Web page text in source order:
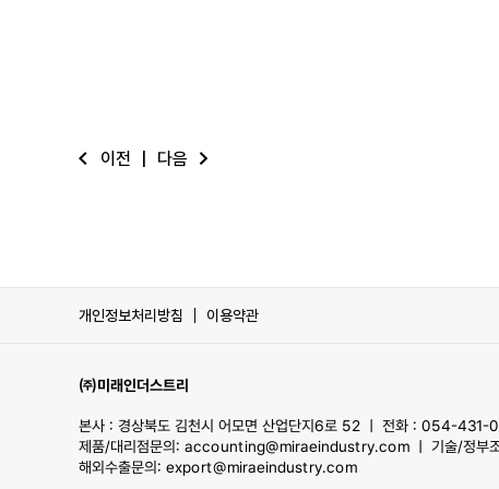
arrow_back_ios 이전 다음 arrow_forward_ios
개인정보처리방침 이용약관
㈜미래인더스트리
본사 : 경상북도 김천시 어모면 산업단지6로 52 ㅣ 전화 : 054-
제품/대리점문의: accounting@miraeindustry.com ㅣ 기술/정
해외수출문의: export@miraeindustry.com